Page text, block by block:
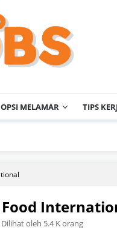
OPSI MELAMAR TIPS
oleh 5.4 K orang